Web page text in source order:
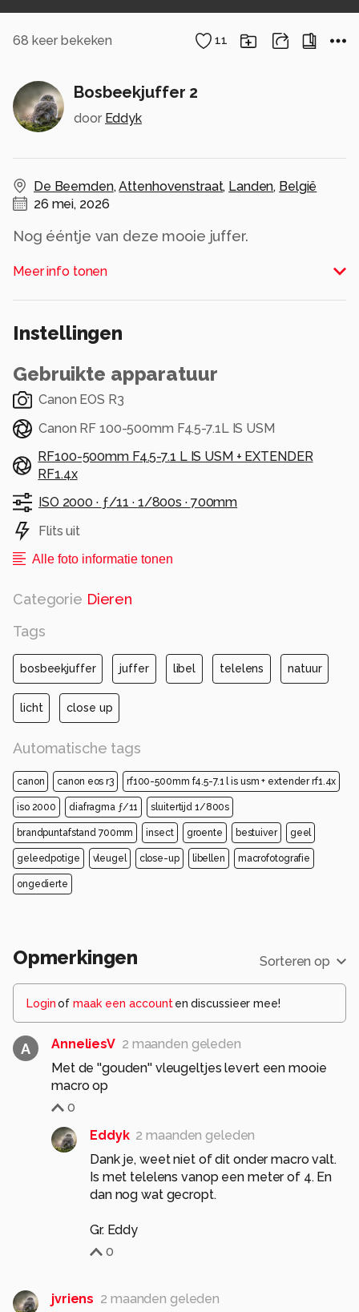
68 keer bekeken 11
Bosbeekjuffer 2
door Eddyk
De Beemden,Attenhovenstraat, Landen, België
26 mei, 2026
Nog ééntje van deze mooie juffer.
Alle rechten voorbehouden
Meer info tonen
Instellingen
Gebruikte apparatuur
Canon EOS R3
Canon RF 100-500mm F4.5-7.1L IS USM
RF100-500mm F4.5-7.1 L IS USM + EXTENDER
RF1.4x
ISO 2000 · ƒ/11 · 1/800s · 700mm
Flits uit
Alle foto informatie tonen
Categorie Dieren
Tags
bosbeekjuffer juffer libel telelens natuur
licht close up
Automatische tags
canon canon eos r3 rf100-500mm f4.5-7.1 l is usm + extender rf1.4x
iso 2000 diafragma ƒ/11 sluitertijd 1/800s
brandpuntafstand 700mm insect groente bestuiver geel
geleedpotige vleugel close-up libellen macrofotografie
ongedierte
Opmerkingen Sorteren op
Loginof maak een account en discussieer mee!
A AnneliesV 2 maanden geleden
Met de ''gouden'' vleugeltjes levert een mooie
macro op
0
Eddyk 2 maanden geleden
Dank je, weet niet of dit onder macro valt.
Is met telelens vanop een meter of 4. En
dan nog wat gecropt.
Gr. Eddy
0
jvriens 2 maanden geleden